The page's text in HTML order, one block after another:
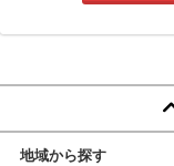
地域から探す